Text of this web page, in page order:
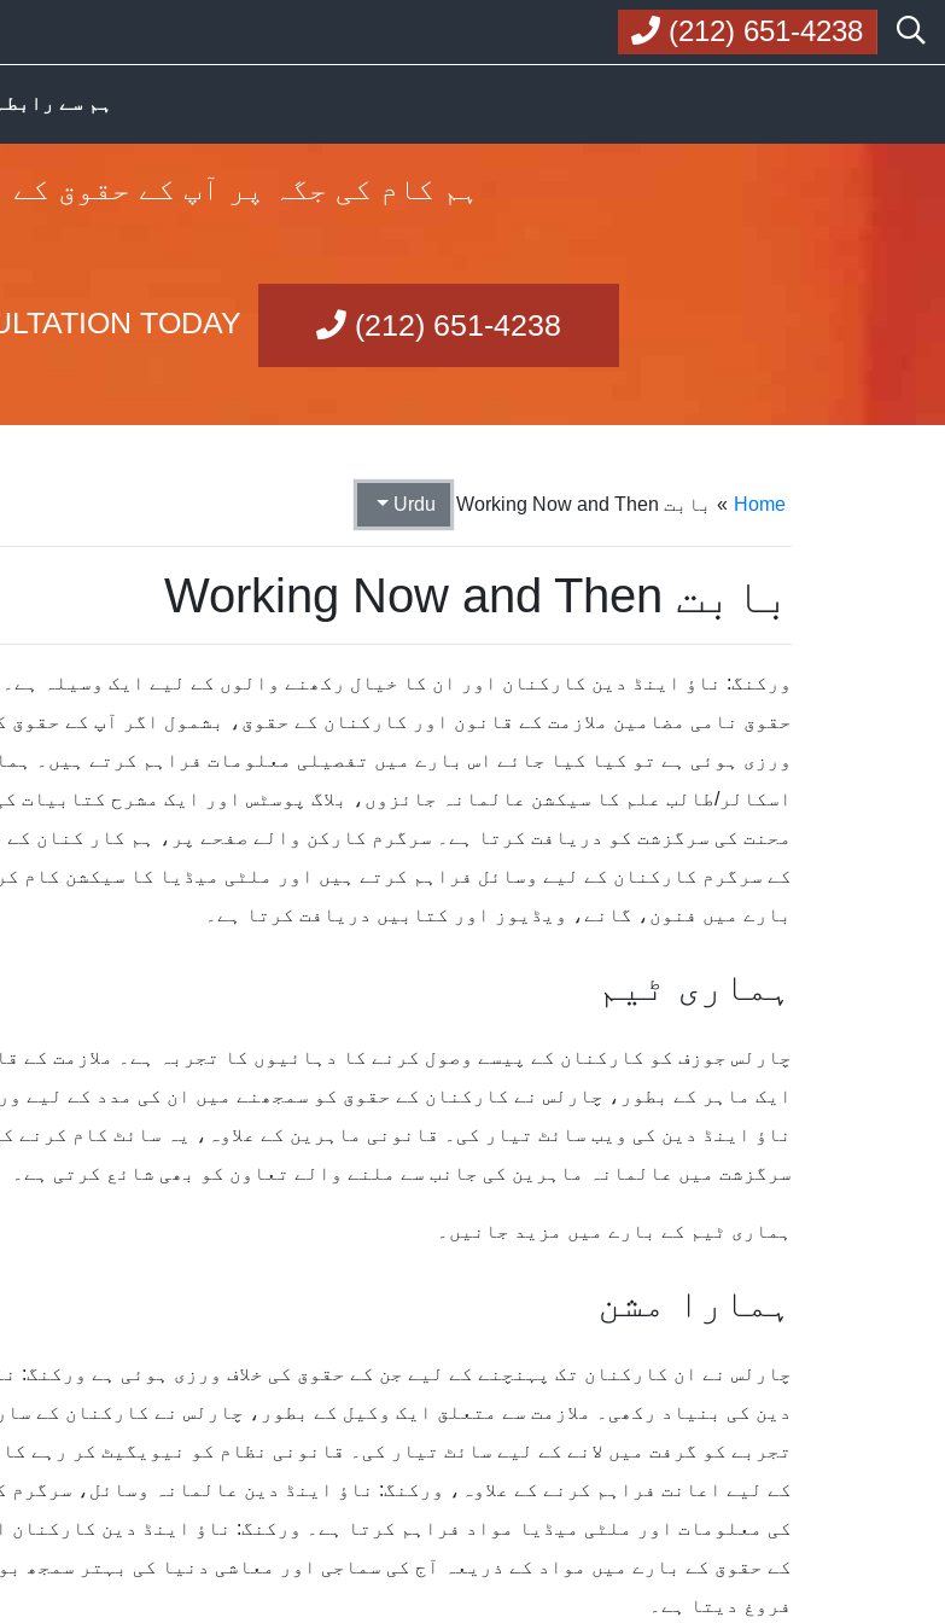
(212) 651-4238
ہم سے
ہم کام کی جگہ پر آپ کے حقوق کے
TODAY (212) 651-4238
Home » بابت Working Now and Then Urdu
بابت Working Now and Then
ورکنگ: ناؤ اینڈ دین کارکنان اور ان کا خیال رکھنے والوں کے لیے ایک وسیلہ
حقوق نامی مضامین ملازمت کے قانون اور کارکنان کے حقوق، بشمول اگر آپ کے حقوق
ورزی ہوئی ہے تو کیا کیا جائے اس بارے میں تفصیلی معلومات فراہم کرتے ہیں۔
اسکالر/طالب علم کا سیکشن عالمانہ جائزوں، بلاگ پوسٹس اور ایک مشرح کتابیات
محنت کی سرگزشت کو دریافت کرتا ہے۔ سرگرم کارکن والے صفحے پر، ہم کار کنان کے
کے سرگرم کارکنان کے لیے وسائل فراہم کرتے ہیں اور ملٹی میڈیا کا سیکشن کام
بارے میں فنون، گانے، ویڈیوز اور کتابیں دریافت کرتا ہے۔
ہماری ٹیم
چارلس جوزف کو کارکنان کے پیسے وصول کرنے کا دہائیوں کا تجربہ ہے۔ ملازمت کے
ایک ماہر کے بطور، چارلس نے کارکنان کے حقوق کو سمجھنے میں ان کی مدد کے لیے
ناؤ اینڈ دین کی ویب سائٹ تیار کی۔ قانونی ماہرین کے علاوہ، یہ سائٹ کام کرنے
سرگزشت میں عالمانہ ماہرین کی جانب سے ملنے والے تعاون کو بھی شائع کرتی ہے۔
ہماری ٹیم کے بارے میں مزید جانیں۔
ہمارا مشن
چارلس نے ان کارکنان تک پہنچنے کے لیے جن کے حقوق کی خلاف ورزی ہوئی ہے ورکنگ:
دین کی بنیاد رکھی۔ ملازمت سے متعلق ایک وکیل کے بطور، چارلس نے کارکنان کے
تجربے کو گرفت میں لانے کے لیے سائٹ تیار کی۔ قانونی نظام کو نیویگیٹ کر رہے
کے لیے اعانت فراہم کرنے کے علاوہ، ورکنگ: ناؤ اینڈ دین عالمانہ وسائل، سرگرم
کی معلومات اور ملٹی میڈیا مواد فراہم کرتا ہے۔ ورکنگ: ناؤ اینڈ دین کارکنان
کے حقوق کے بارے میں مواد کے ذریعہ آج کی سماجی اور معاشی دنیا کی بہتر سمجھ
فروغ دیتا ہے۔